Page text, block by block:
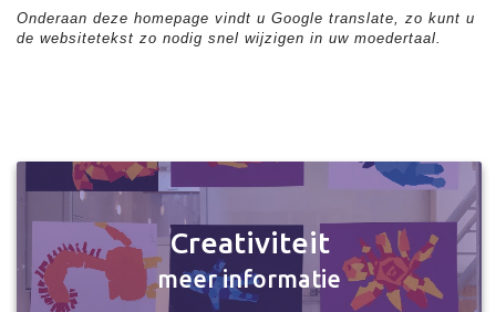
Onderaan deze homepage vindt u Google translate, zo kunt u
de websitetekst zo nodig snel wijzigen in uw moedertaal.
Creativiteit
meer informatie